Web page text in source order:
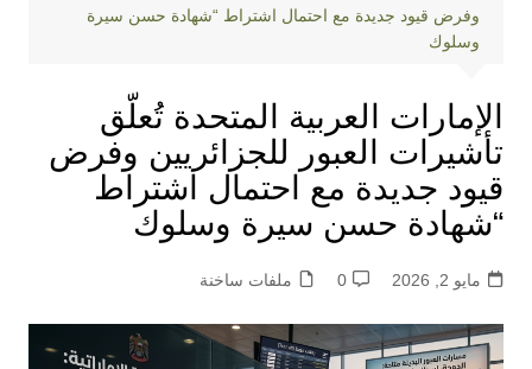
وفرض قيود جديدة مع احتمال اشتراط “شهادة حسن سيرة
وسلوك
الإمارات العربية المتحدة تُعلّق
تأشيرات العبور للجزائريين وفرض
قيود جديدة مع احتمال اشتراط
“شهادة حسن سيرة وسلوك
مايو 2, 2026 0 ملفات ساخنة